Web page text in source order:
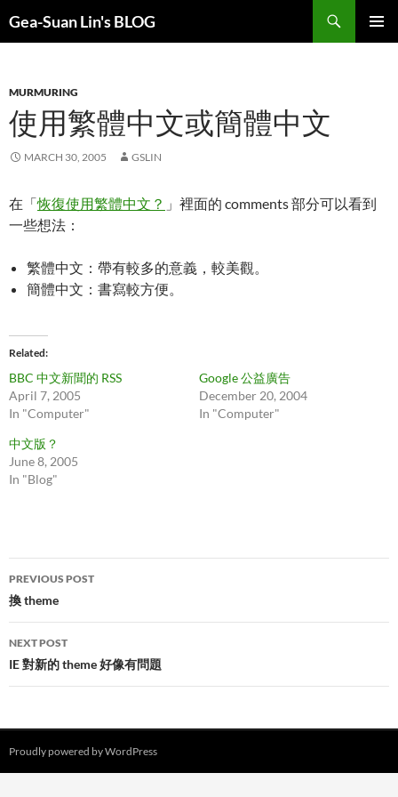
Gea-Suan Lin's BLOG
MURMURING
使用繁體中文或簡體中文
MARCH 30, 2005 GSLIN
在「恢復使用繁體中文？ 」裡面的 comments 部分可以看到
一些想法：
繁體中文：帶有較多的意義，較美觀。
簡體中文：書寫較方便。
Related
BBC 中文新聞的 RSS
April 7, 2005
In "Computer"
Google 公益廣告
December 20, 2004
In "Computer"
中文版？
June 8, 2005
In "Blog"
Post
navigation
PREVIOUS POST
換 theme
NEXT POST
IE 對新的 theme 好像有問題
Proudly powered by WordPress